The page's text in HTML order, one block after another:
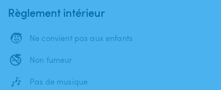
Règlement intérieur
🧒 Ne convient pas aux enfants
🚭 Non fumeur
🎶 Pas de musique